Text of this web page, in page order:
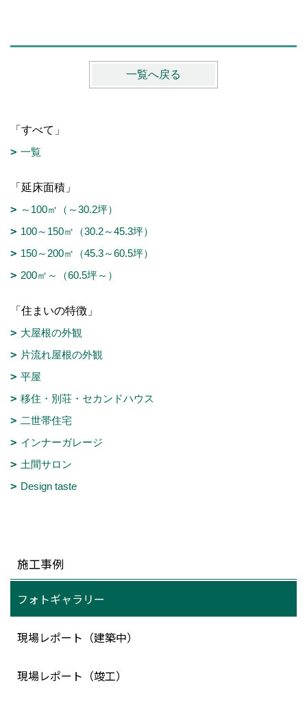
一覧へ戻る
「すべて」
一覧
「延床面積」
～100㎡（～30.2坪）
100～150㎡（30.2～45.3坪）
150～200㎡（45.3～60.5坪）
200㎡～（60.5坪～）
「住まいの特徴」
大屋根の外観
片流れ屋根の外観
平屋
移住・別荘・セカンドハウス
二世帯住宅
インナーガレージ
土間サロン
Design taste
施工事例
フォトギャラリー
現場レポート（建築中）
現場レポート（竣工）